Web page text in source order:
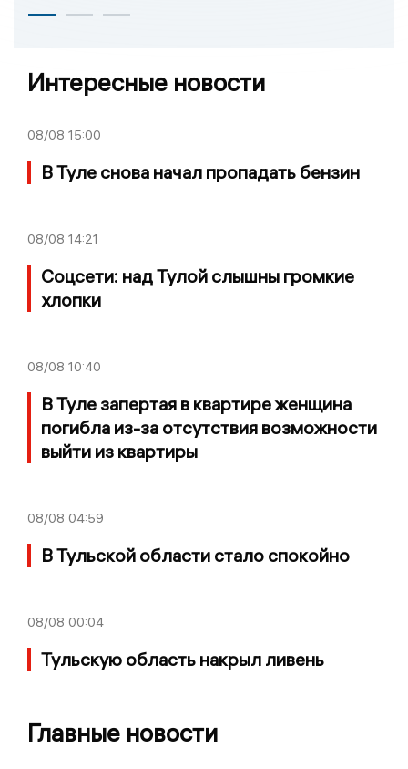
Интересные новости
08/08 15:00
В Туле снова начал пропадать бензин
08/08 14:21
Соцсети: над Тулой слышны громкие
хлопки
08/08 10:40
В Туле запертая в квартире женщина
погибла из-за отсутствия возможности
выйти из квартиры
08/08 04:59
В Тульской области стало спокойно
08/08 00:04
Тульскую область накрыл ливень
Главные новости